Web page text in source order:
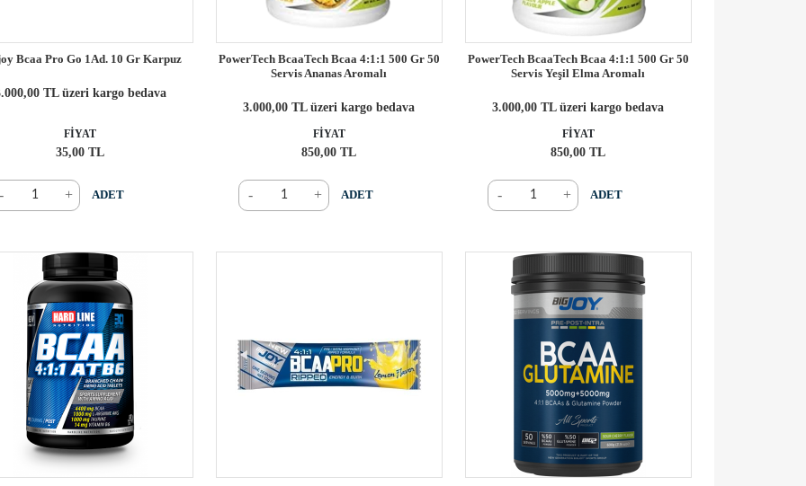
Bcaa Pro Go 1Ad. 10 Gr Karpuz
TL üzeri kargo bedava
FİYAT
35,00 TL
- + ADET
PowerTech BcaaTech Bcaa 4:1:1 500 Gr 50
Servis Ananas Aromalı
3.000,00 TL üzeri kargo bedava
FİYAT
850,00 TL
- + ADET
PowerTech BcaaTech Bcaa 4:1:1 500 Gr 50
Servis Yeşil Elma Aromalı
3.000,00 TL üzeri kargo bedava
FİYAT
850,00 TL
- + ADET